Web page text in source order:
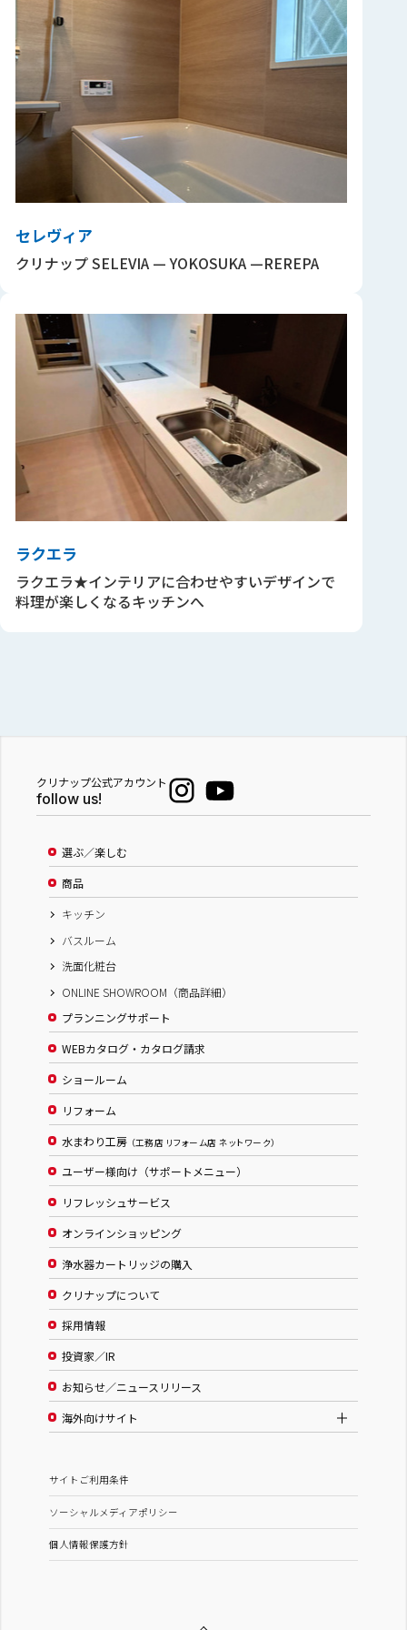
セレヴィア
クリナップ SELEVIA — YOKOSUKA —REREPA
ラクエラ
ラクエラ★インテリアに合わせやすいデザインで
料理が楽しくなるキッチンへ
クリナップ公式アカウント
follow us!
選ぶ／楽しむ
商品
キッチン
バスルーム
洗面化粧台
ONLINE SHOWROOM（商品詳細）
プランニングサポート
WEBカタログ・カタログ請求
ショールーム
リフォーム
水まわり工房 （工務店 リフォーム店 ネットワーク）
ユーザー様向け（サポートメニュー）
リフレッシュサービス
オンラインショッピング
浄水器カートリッジの購入
クリナップについて
採用情報
投資家／IR
お知らせ／ニュースリリース
海外向けサイト
サイトご利用条件
ソーシャルメディアポリシー
個人情報保護方針